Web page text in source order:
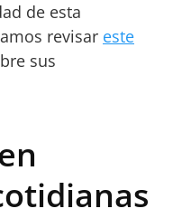
de esta
revisar este
sus